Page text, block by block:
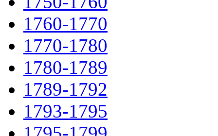
1760-1770
1770-1780
1780-1789
1789-1792
1793-1795